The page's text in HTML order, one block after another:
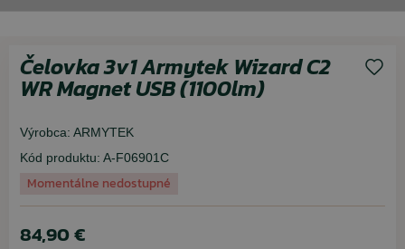
Čelovka 3v1 Armytek Wizard C2
WR Magnet USB (1100lm)
Výrobca: ARMYTEK
Kód produktu: A-F06901C
Momentálne nedostupné
84,90 €